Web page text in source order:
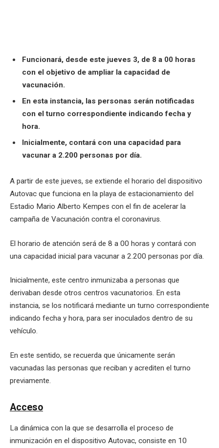
Funcionará, desde este jueves 3, de 8 a 00 horas
con el objetivo de ampliar la capacidad de
vacunación.
En esta instancia, las personas serán notificadas
con el turno correspondiente indicando fecha y
hora.
Inicialmente, contará con una capacidad para
vacunar a 2.200 personas por día.
A partir de este jueves, se extiende el horario del dispositivo
Autovac que funciona en la playa de estacionamiento del
Estadio Mario Alberto Kempes con el fin de acelerar la
campaña de Vacunación contra el coronavirus.
El horario de atención será de 8 a 00 horas y contará con
una capacidad inicial para vacunar a 2.200 personas por día.
Inicialmente, este centro inmunizaba a personas que
derivaban desde otros centros vacunatorios. En esta
instancia, se los notificará mediante un turno correspondiente
indicando fecha y hora, para ser inoculados dentro de su
vehículo.
En este sentido, se recuerda que únicamente serán
vacunadas las personas que reciban y acrediten el turno
previamente.
Acceso
La dinámica con la que se desarrolla el proceso de
inmunización en el dispositivo Autovac, consiste en 10